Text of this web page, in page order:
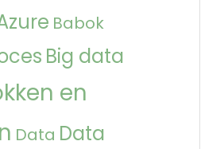
Babok
Big data
en
Data Data